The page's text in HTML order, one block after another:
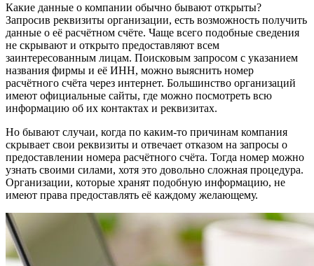
Какие данные о компании обычно бывают открыты?
Запросив реквизиты организации, есть возможность получить
данные о её расчётном счёте. Чаще всего подобные сведения
не скрывают и открыто предоставляют всем
заинтересованным лицам. Поисковым запросом с указанием
названия фирмы и её ИНН, можно выяснить номер
расчётного счёта через интернет. Большинство организаций
имеют официальные сайты, где можно посмотреть всю
информацию об их контактах и реквизитах.
Но бывают случаи, когда по каким-то причинам компания
скрывает свои реквизиты и отвечает отказом на запросы о
предоставлении номера расчётного счёта. Тогда номер можно
узнать своими силами, хотя это довольно сложная процедура.
Организации, которые хранят подобную информацию, не
имеют права предоставлять её каждому желающему.